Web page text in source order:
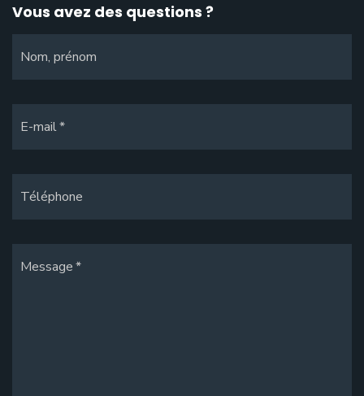
Vous avez des questions ?
Nom, prénom
E-mail
Téléphone
Message